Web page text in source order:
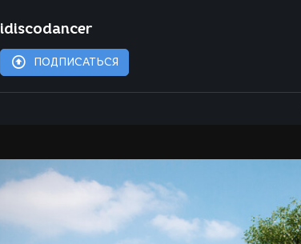
idiscodancer
ПОДПИСАТЬСЯ